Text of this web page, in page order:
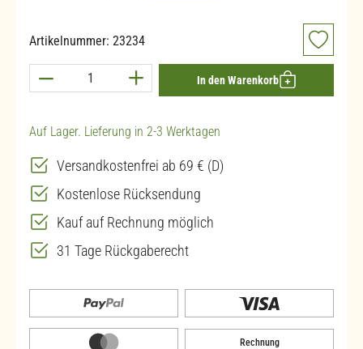
Artikelnummer: 23234
Produkt Anzahl: Gib den gewünschten Wert
In den Warenkorb
Auf Lager. Lieferung in 2-3 Werktagen
Versandkostenfrei ab 69 € (D)
Kostenlose Rücksendung
Kauf auf Rechnung möglich
31 Tage Rückgaberecht
Rechnung